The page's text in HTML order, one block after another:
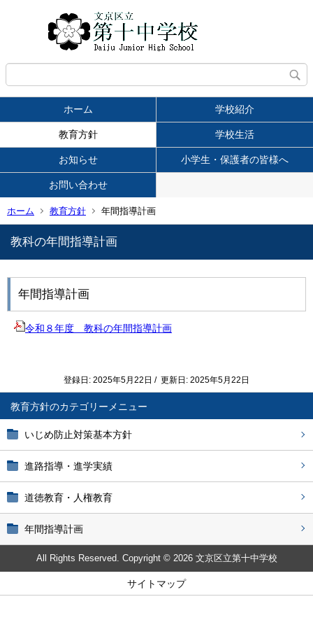
ホーム 学校紹介
教育方針 学校生活
お知らせ 小学生・保護者の皆様へ
お問い合わせ
ホーム 教育方針 年間指導計画
教育方針
いじめ防止対策基本方針
進路指導・進学実績
道徳教育・人権教育
年間指導計画
教科の年間指導計画
年間指導計画
令和８年度 教科の年間指導計画
登録日: 2025年5月22日 / 更新日: 2025年5月22日
All Rights Reserved. Copyright © 2026 文京区立第十中学校
サイトマップ